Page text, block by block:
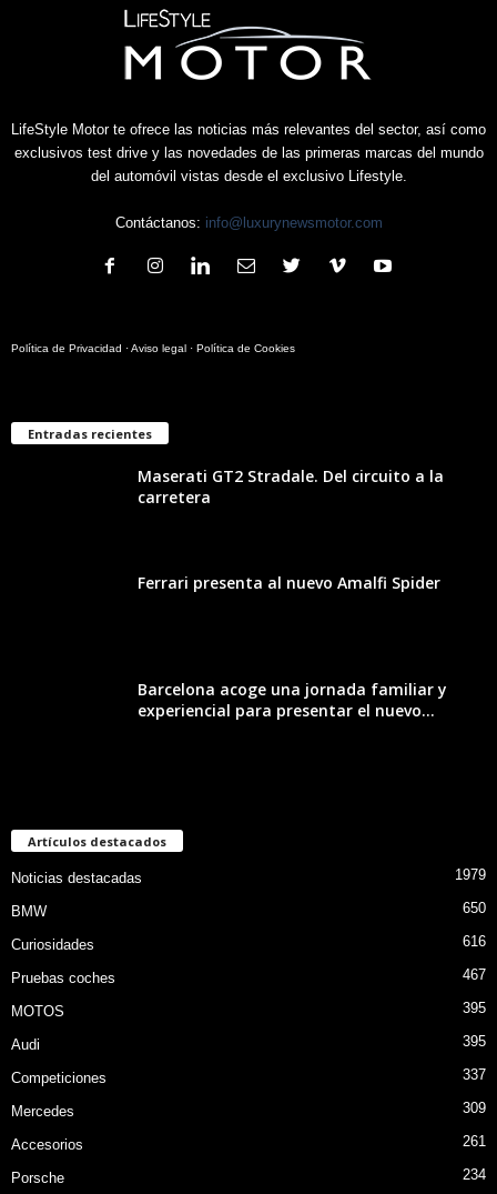
LifeStyle Motor te ofrece las noticias más relevantes del sector, así como
exclusivos test drive y las novedades de las primeras marcas del mundo
del automóvil vistas desde el exclusivo Lifestyle.
Contáctanos: info@luxurynewsmotor.com
Política de Privacidad ·Aviso legal · Política de Cookies
Entradas recientes
Maserati GT2 Stradale. Del circuito a la
carretera
Ferrari presenta al nuevo Amalfi Spider
Barcelona acoge una jornada familiar y
experiencial para presentar el nuevo...
Artículos destacados
Noticias destacadas 1979
BMW 650
Curiosidades 616
Pruebas coches 467
MOTOS 395
Audi 395
Competiciones 337
Mercedes 309
Accesorios 261
Porsche 234